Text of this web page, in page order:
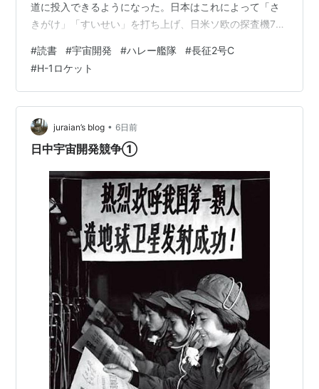
道に投入できるようになった。日本はこれによって「さ
きがけ」「すいせい」を打ち上げ、日米ソ欧の探査機7機
いはハレー彗星から離れた位置で太陽風やプラズマを観
測する地味な役割を果たした。最も派手に活躍したのは
欧州宇宙機関（ESA）のジオットで、彗星に600kmまで
接近して写真を撮りまくった。 1980-02-17 試験衛星た
んせい4号（185kg）M-3Sロケット1号機 1980-02-…
#読書 #宇宙開発 #ハレー艦隊 #長征2号C
#H-1ロケット
juraian’s blog • 6日前
日中宇宙開発競争①